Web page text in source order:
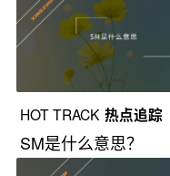
HOT TRACK 热点追踪
SM是什么意思？